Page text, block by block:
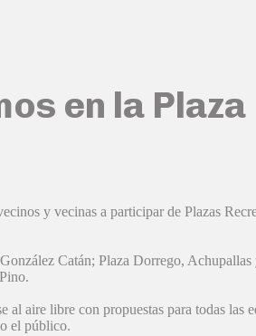
en la Plaza
y vecinas a participar de Plazas
Catán; Plaza Dorrego,
aire libre con propuestas para todas
el público.